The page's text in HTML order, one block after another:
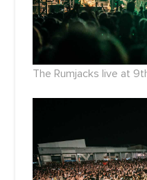
The Rumjacks live at